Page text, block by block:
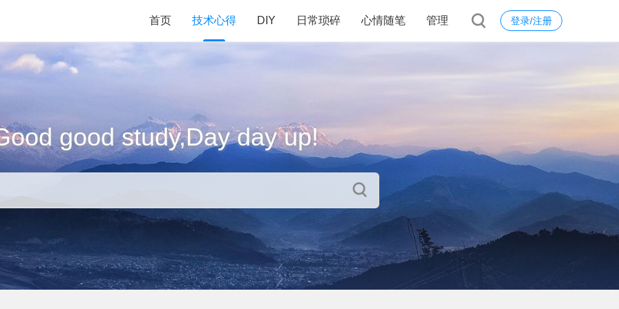
登录/注册
首页 技术心得 DIY 日常琐碎 心情随笔 管理
good study,Day day up!